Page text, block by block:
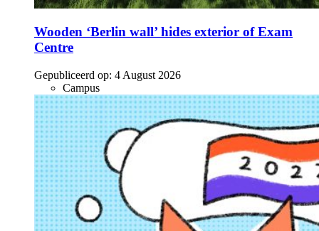
Wooden ‘Berlin wall’ hides exterior of Exam
Centre
Gepubliceerd op: 4 August 2026
Campus